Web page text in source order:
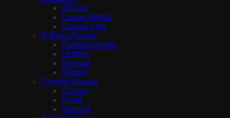
All Day
Luxury Nights
Casual Chic
Άνδρας Άρωμα
Fresh/Aromatic
Leather
Oriental
Woody
Γυναίκα Άρωμα
Chypre
Floral
Oriental